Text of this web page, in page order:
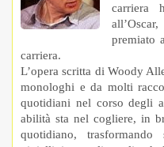
carriera
premiato
carriera.
L’opera scritta di Woody
monologhi e da molti
quotidiani nel corso degli
abilità sta nel cogliere, in
quotidiano,